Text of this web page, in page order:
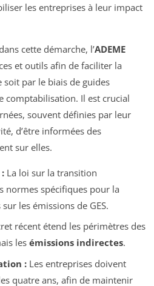
les entreprises à leur impact
cette démarche, l’ADEME
et outils afin de faciliter la
par le biais de guides
comptabilisation. Il est crucial
souvent définies par leur
d’être informées des
sur elles.
La loi sur la transition
normes spécifiques pour la
les émissions de GES.
récent étend les périmètres des
les émissions indirectes.
:Les entreprises doivent
quatre ans, afin de maintenir